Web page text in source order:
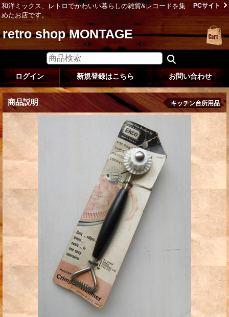
和洋ミックス、レトロでかわいい暮らしの雑貨&レコードを集
めたお店です。
PCサイト
retro shop MONTAGE
ログイン 新規登録はこちら お問い合わせ
商品説明 キッチン台所用品